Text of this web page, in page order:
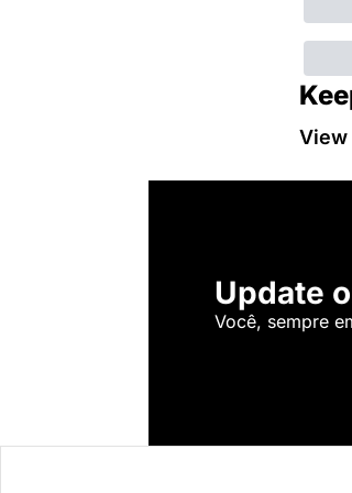
View
Update
Você, sempre